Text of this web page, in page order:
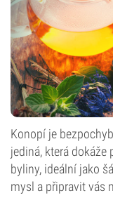
Konopí je
jediná, která
byliny, ideální jako
mysl a připravit vás